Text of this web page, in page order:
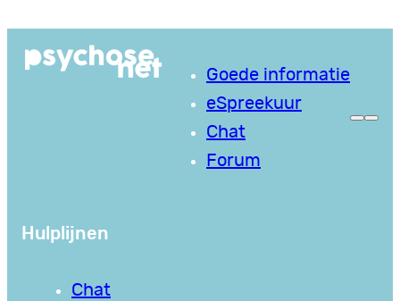
naar
Goede informatie
eSpreekuur
Chat
Forum
Hulplijnen
Chat